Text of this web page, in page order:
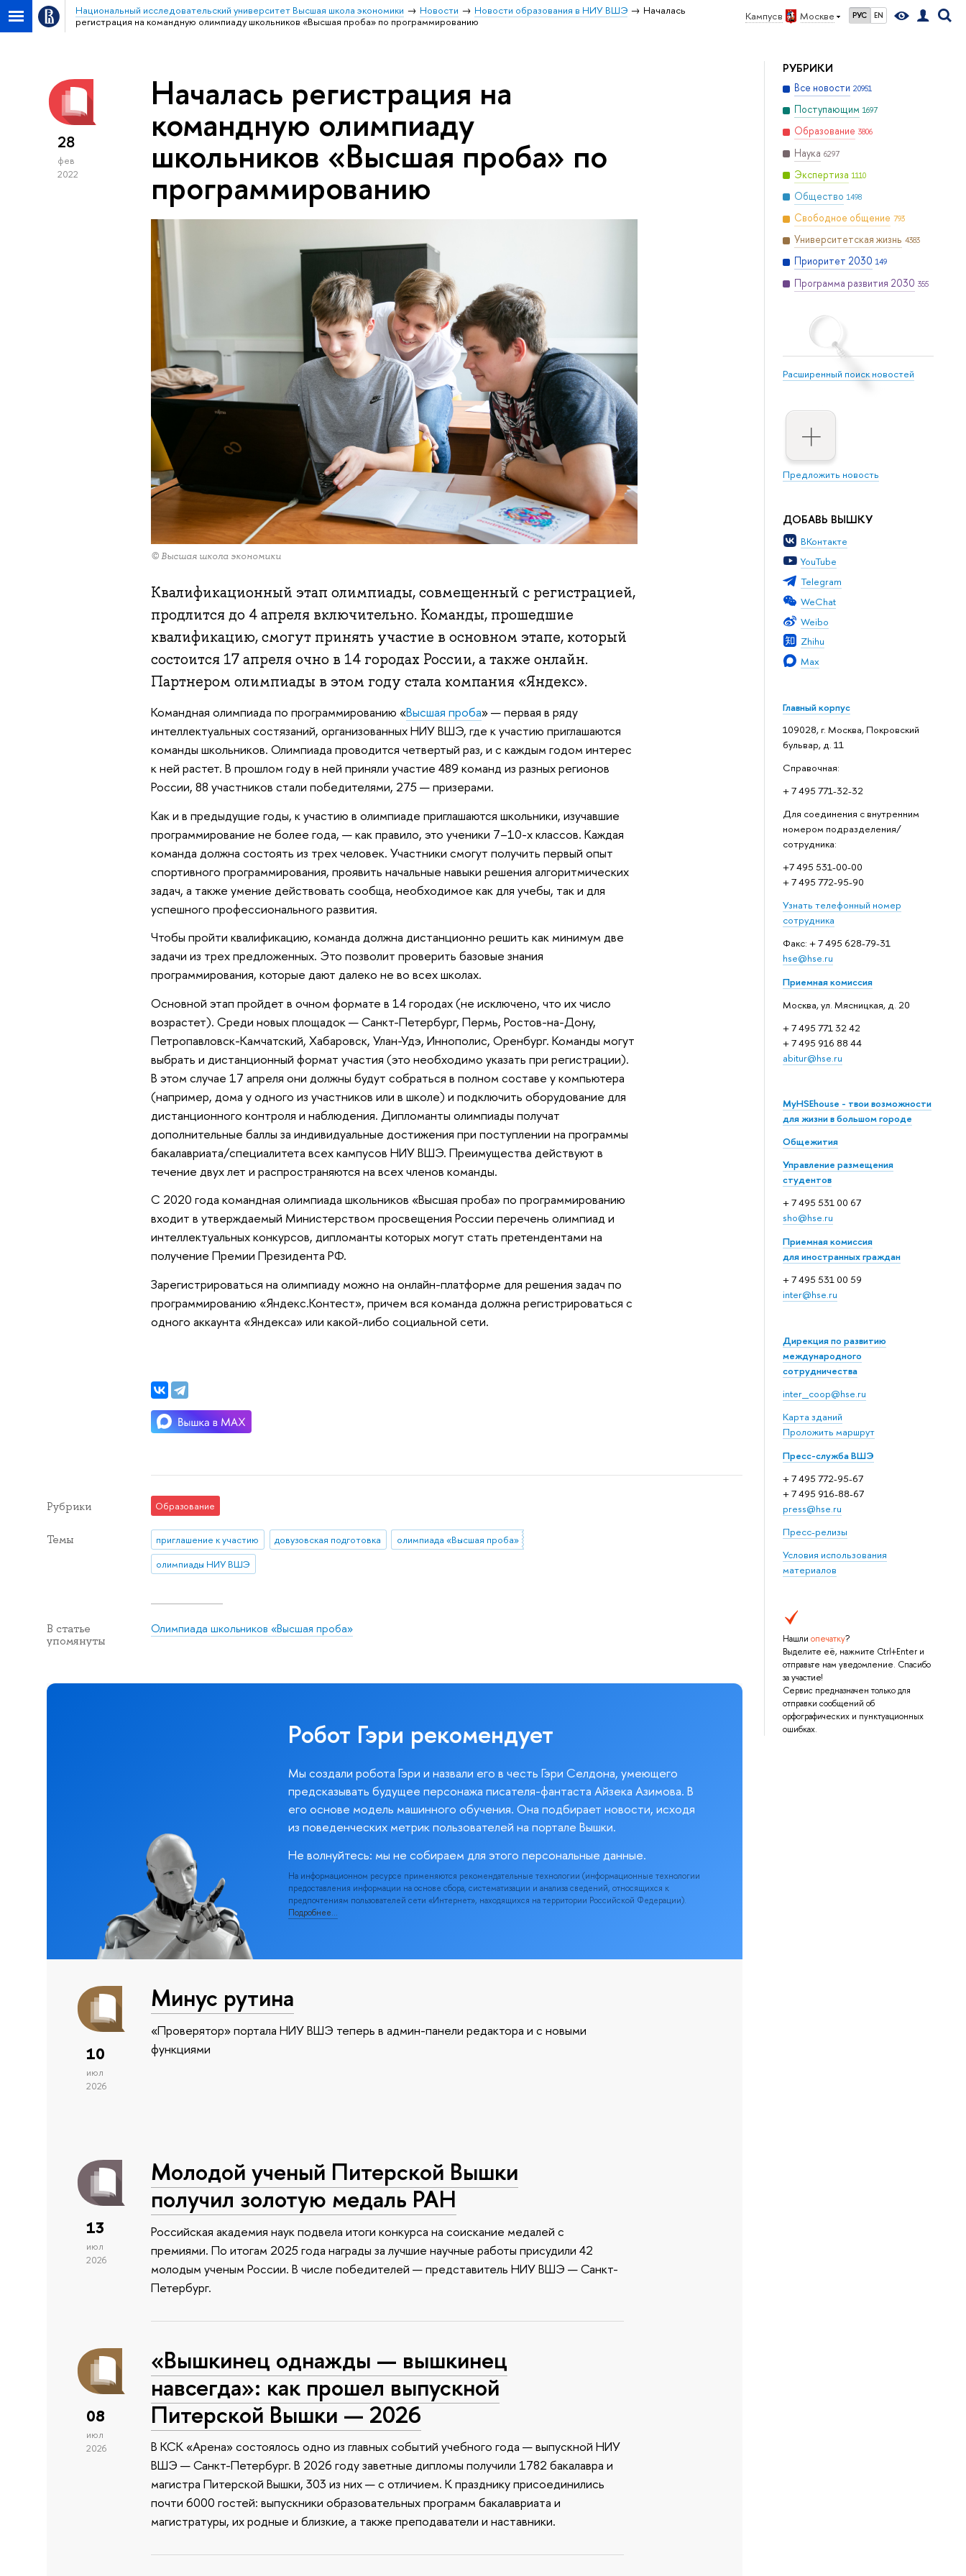
Кампус в Москве РУС EN
Национальный исследовательский университет Высшая школа экономики Новости Новости образования в НИУ ВШЭ
Началась
регистрация на командную олимпиаду школьников «Высшая проба» по программированию
РУБРИКИ
Все новости 20951
Поступающим 1697
Образование 3806
Наука 6297
Экспертиза 1110
Общество 1498
Свободное общение 793
Университетская жизнь 4383
Приоритет 2030 149
Программа развития 2030 355
Расширенный поиск новостей
Предложить новость
ДОБАВЬ ВЫШКУ
ВКонтакте
YouTube
Telegram
WeChat
Weibo
Zhihu
Max
Главный корпус
109028, г. Москва, Покровский
бульвар, д. 11
Справочная:
+ 7 495 771-32-32
Для соединения с внутренним
номером подразделения/
сотрудника:
+7 495 531-00-00
+ 7 495 772-95-90
Узнать телефонный номер
сотрудника
Факс: + 7 495 628-79-31
hse@hse.ru
Приемная комиссия
Москва, ул. Мясницкая, д. 20
+ 7 495 771 32 42
+ 7 495 916 88 44
abitur@hse.ru
MyHSEhouse - твои возможности
для жизни в большом городе
Общежития
Управление размещения
студентов
+ 7 495 531 00 67
sho@hse.ru
Приемная комиссия
для иностранных граждан
+ 7 495 531 00 59
inter@hse.ru
Дирекция по развитию
международного
сотрудничества
inter_coop@hse.ru
Карта зданий
Проложить маршрут
Пресс-служба ВШЭ
+ 7 495 772-95-67
+ 7 495 916-88-67
press@hse.ru
Пресс-релизы
Условия использования
материалов
Нашли опечатку?
Выделите её, нажмите Ctrl+Enter и
отправьте нам уведомление. Спасибо
за участие!
Сервис предназначен только для
отправки сообщений об
орфографических и пунктуационных
ошибках.
28
фев
2022
Началась регистрация на
командную олимпиаду
школьников «Высшая проба» по
программированию
© Высшая школа экономики
Квалификационный этап олимпиады, совмещенный с регистрацией,
продлится до 4 апреля включительно. Команды, прошедшие
квалификацию, смогут принять участие в основном этапе, который
состоится 17 апреля очно в 14 городах России, а также онлайн.
Партнером олимпиады в этом году стала компания «Яндекс».
Командная олимпиада по программированию «Высшая проба» — первая в ряду
интеллектуальных состязаний, организованных НИУ ВШЭ, где к участию приглашаются
команды школьников. Олимпиада проводится четвертый раз, и с каждым годом интерес
к ней растет. В прошлом году в ней приняли участие 489 команд из разных регионов
России, 88 участников стали победителями, 275 — призерами.
Как и в предыдущие годы, к участию в олимпиаде приглашаются школьники, изучавшие
программирование не более года, — как правило, это ученики 7–10-х классов. Каждая
команда должна состоять из трех человек. Участники смогут получить первый опыт
спортивного программирования, проявить начальные навыки решения алгоритмических
задач, а также умение действовать сообща, необходимое как для учебы, так и для
успешного профессионального развития.
Чтобы пройти квалификацию, команда должна дистанционно решить как минимум две
задачи из трех предложенных. Это позволит проверить базовые знания
программирования, которые дают далеко не во всех школах.
Основной этап пройдет в очном формате в 14 городах (не исключено, что их число
возрастет). Среди новых площадок — Санкт-Петербург, Пермь, Ростов-на-Дону,
Петропавловск-Камчатский, Хабаровск, Улан-Удэ, Иннополис, Оренбург. Команды могут
выбрать и дистанционный формат участия (это необходимо указать при регистрации).
В этом случае 17 апреля они должны будут собраться в полном составе у компьютера
(например, дома у одного из участников или в школе) и подключить оборудование для
дистанционного контроля и наблюдения. Дипломанты олимпиады получат
дополнительные баллы за индивидуальные достижения при поступлении на программы
бакалавриата/специалитета всех кампусов НИУ ВШЭ. Преимущества действуют в
течение двух лет и распространяются на всех членов команды.
С 2020 года командная олимпиада школьников «Высшая проба» по программированию
входит в утверждаемый Министерством просвещения России перечень олимпиад и
интеллектуальных конкурсов, дипломанты которых могут стать претендентами на
получение Премии Президента РФ.
Зарегистрироваться на олимпиаду можно на онлайн-платформе для решения задач по
программированию «Яндекс.Контест», причем вся команда должна регистрироваться с
одного аккаунта «Яндекса» или какой-либо социальной сети.
Рубрики Образование
Темы приглашение к участию довузовская подготовка
олимпиада «Высшая проба»
олимпиады НИУ ВШЭ
В статье
упомянуты
Олимпиада школьников «Высшая проба»
Робот Гэри рекомендует
Мы создали робота Гэри и назвали его в честь Гэри Селдона, умеющего
предсказывать будущее персонажа писателя-фантаста Айзека Азимова. В
его основе модель машинного обучения. Она подбирает новости, исходя
из поведенческих метрик пользователей на портале Вышки.
Не волнуйтесь: мы не собираем для этого персональные данные.
На информационном ресурсе применяются рекомендательные технологии (информационные технологии
предоставления информации на основе сбора, систематизации и анализа сведений, относящихся к
предпочтениям пользователей сети «Интернет», находящихся на территории Российской Федерации).
Подробнее…
10
июл
2026
Минус рутина
«Проверятор» портала НИУ ВШЭ теперь в админ-панели редактора и с новыми
функциями
13
июл
2026
Молодой ученый Питерской Вышки
получил золотую медаль РАН
Российская академия наук подвела итоги конкурса на соискание медалей с
премиями. По итогам 2025 года награды за лучшие научные работы присудили 42
молодым ученым России. В числе победителей — представитель НИУ ВШЭ — Санкт-
Петербург.
08
июл
2026
«Вышкинец однажды — вышкинец
навсегда»: как прошел выпускной
Питерской Вышки — 2026
В КСК «Арена» состоялось одно из главных событий учебного года — выпускной НИУ
ВШЭ — Санкт-Петербург. В 2026 году заветные дипломы получили 1782 бакалавра и
магистра Питерской Вышки, 303 из них — с отличием. К празднику присоединились
почти 6000 гостей: выпускники образовательных программ бакалавриата и
магистратуры, их родные и близкие, а также преподаватели и наставники.